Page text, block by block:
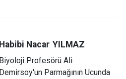
Habibi Nacar YILMAZ
Biyoloji Profesörü Ali
Demirsoy'un Parmağının Ucunda